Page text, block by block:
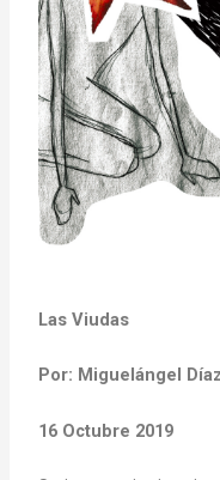
Las Viudas
Por: Miguelángel
16 Octubre 2019